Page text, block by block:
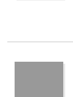
Cómic
Cuentos y relatos